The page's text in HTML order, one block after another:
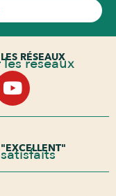
RÉSEAUX
réseaux